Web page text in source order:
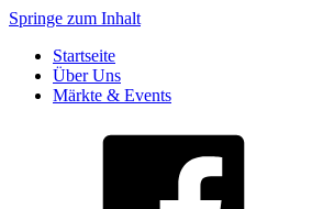
Springe zum Inhalt
Startseite
Über Uns
Märkte & Events